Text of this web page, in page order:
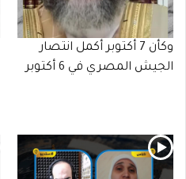
وكأن 7 أكتوبر أكمل انتصار
الجيش المصري في 6 أكتوبر